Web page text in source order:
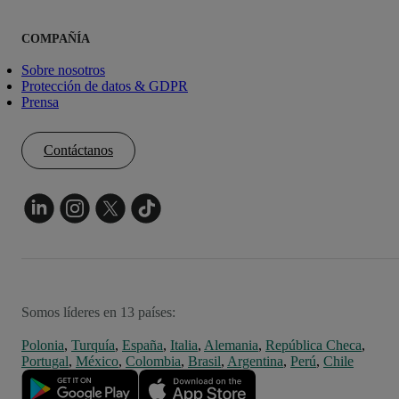
COMPAÑÍA
Sobre nosotros
Protección de datos & GDPR
Prensa
Contáctanos
Somos líderes en 13 países:
Polonia, Turquía, España, Italia, Alemania, República Checa,
Portugal, México, Colombia, Brasil, Argentina, Perú, Chile